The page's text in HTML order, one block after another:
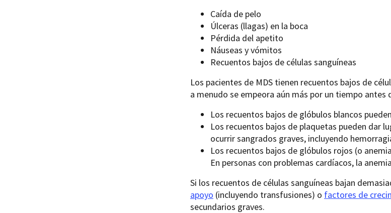
Caída de pelo
Úlceras (llagas) en la boca
Pérdida del apetito
Náuseas y vómitos
Recuentos bajos de células sanguíneas
Los pacientes de MDS tienen recuentos bajos de
a menudo se empeora aún más por un tiempo antes
Los recuentos bajos de glóbulos blancos
Los recuentos bajos de plaquetas pueden dar
ocurrir sangrados graves, incluyendo
Los recuentos bajos de glóbulos rojos (o
En personas con problemas cardíacos, la
Si los recuentos de células sanguíneas bajan
apoyo (incluyendo transfusiones) o factores de
secundarios graves.